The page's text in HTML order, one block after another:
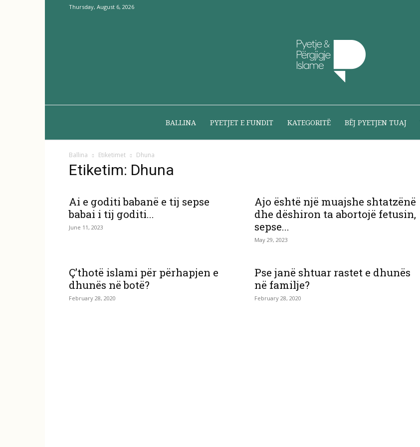
Thursday, August 6, 2026
BALLINA PYETJET E FUNDIT KATEGORITË BËJ PYETJEN TUAJ
Ballina Etiketimet Dhuna
Etiketim: Dhuna
Ai e goditi babanë e tij sepse
babai i tij goditi...
June 11, 2023
Ajo është një muajshe shtatzënë
dhe dëshiron ta abortojë fetusin,
sepse...
May 29, 2023
Ç’thotë islami për përhapjen e
dhunës në botë?
February 28, 2020
Pse janë shtuar rastet e dhunës
në familje?
February 28, 2020